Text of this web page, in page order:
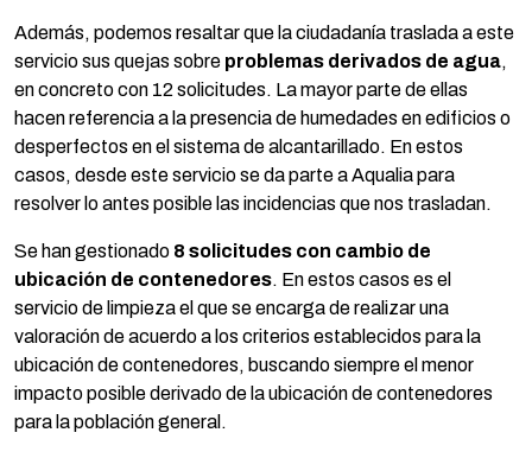
Además, podemos resaltar que la ciudadanía traslada a este
servicio sus quejas sobre problemas derivados de agua,
en concreto con 12 solicitudes. La mayor parte de ellas
hacen referencia a la presencia de humedades en edificios o
desperfectos en el sistema de alcantarillado. En estos
casos, desde este servicio se da parte a Aqualia para
resolver lo antes posible las incidencias que nos trasladan.
Se han gestionado 8 solicitudes con cambio de
ubicación de contenedores. En estos casos es el
servicio de limpieza el que se encarga de realizar una
valoración de acuerdo a los criterios establecidos para la
ubicación de contenedores, buscando siempre el menor
impacto posible derivado de la ubicación de contenedores
para la población general.